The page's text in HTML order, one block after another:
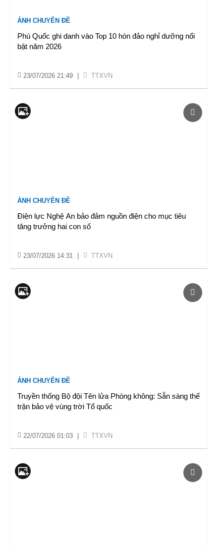
ẢNH CHUYÊN ĐỀ
Phú Quốc ghi danh vào Top 10 hòn đảo nghỉ dưỡng nổi
bật năm 2026
23/07/2026 21:49 TTXVN
ẢNH CHUYÊN ĐỀ
Điện lực Nghệ An bảo đảm nguồn điện cho mục tiêu
tăng trưởng hai con số
23/07/2026 14:31 TTXVN
ẢNH CHUYÊN ĐỀ
Truyền thống Bộ đội Tên lửa Phòng không: Sẵn sàng thế
trận bảo vệ vùng trời Tổ quốc
22/07/2026 01:03 TTXVN